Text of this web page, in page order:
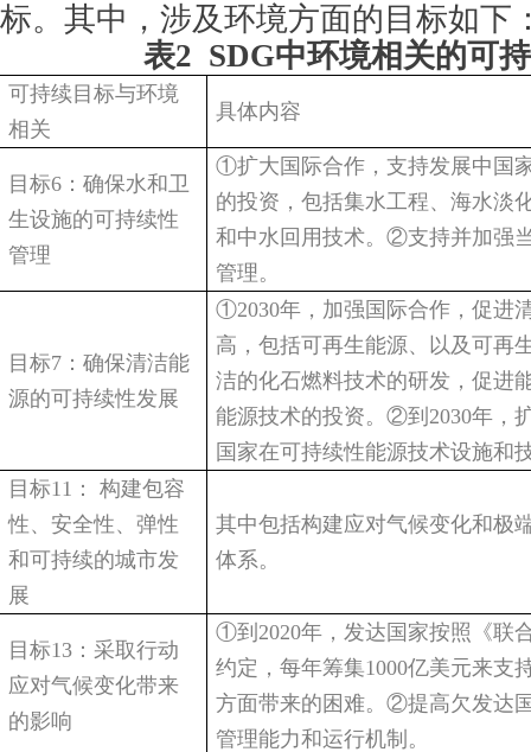
标。其中，涉及环境方面的目标如下
表2 SDG中环境相关的可
可持续目标与环境
相关
具体内容
目标6：确保水和卫
生设施的可持续性
管理
①扩大国际合作，支持发展中国
的投资，包括集水工程、海水淡
和中水回用技术。②支持并加强
管理。
目标7：确保清洁能
源的可持续性发展
①2030年，加强国际合作，促进
高，包括可再生能源、以及可再
洁的化石燃料技术的研发，促进
能源技术的投资。②到2030年，
国家在可持续性能源技术设施和
目标11： 构建包容
性、安全性、弹性
和可持续的城市发
展
其中包括构建应对气候变化和极
体系。
目标13：采取行动
应对气候变化带来
的影响
①到2020年，发达国家按照《联
约定，每年筹集1000亿美元来支
方面带来的困难。②提高欠发达
管理能力和运行机制。